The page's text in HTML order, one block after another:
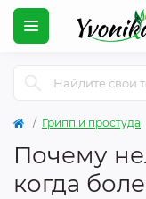
Грипп и простуда
Почему
когда